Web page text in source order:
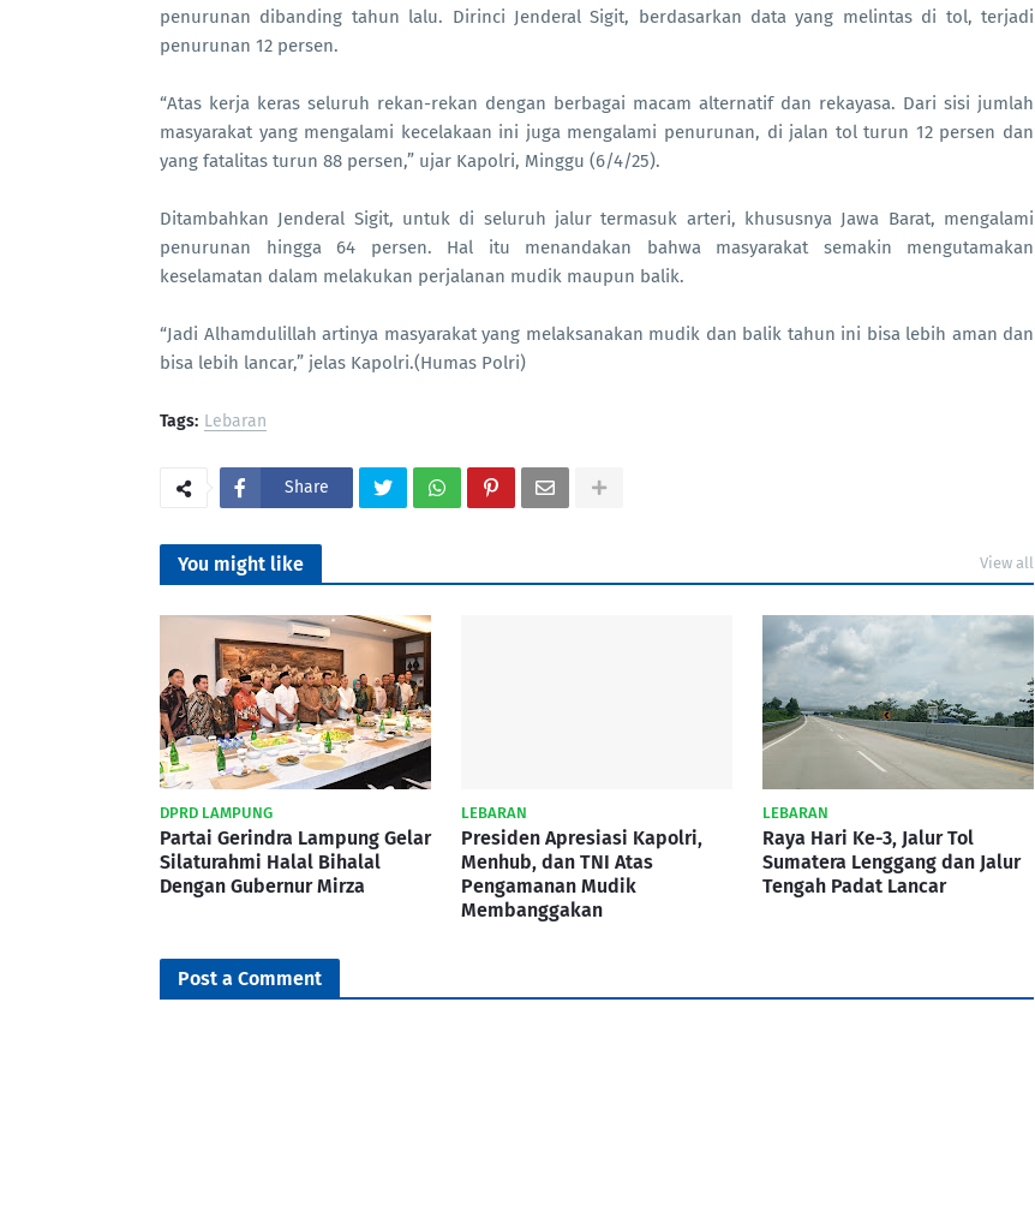
penurunan dibanding tahun lalu. Dirinci Jenderal Sigit, berdasarkan data yang melintas di tol, terjadi
penurunan 12 persen.
“Atas kerja keras seluruh rekan-rekan dengan berbagai macam alternatif dan rekayasa. Dari sisi jumlah
masyarakat yang mengalami kecelakaan ini juga mengalami penurunan, di jalan tol turun 12 persen dan
yang fatalitas turun 88 persen,” ujar Kapolri, Minggu (6/4/25).
Ditambahkan Jenderal Sigit, untuk di seluruh jalur termasuk arteri, khususnya Jawa Barat, mengalami
penurunan hingga 64 persen. Hal itu menandakan bahwa masyarakat semakin mengutamakan
keselamatan dalam melakukan perjalanan mudik maupun balik.
“Jadi Alhamdulillah artinya masyarakat yang melaksanakan mudik dan balik tahun ini bisa lebih aman dan
bisa lebih lancar,” jelas Kapolri.(Humas Polri)
Tags: Lebaran
Share
You might like View all
DPRD LAMPUNG
Partai Gerindra Lampung Gelar
Silaturahmi Halal Bihalal
Dengan Gubernur Mirza
LEBARAN
Presiden Apresiasi Kapolri,
Menhub, dan TNI Atas
Pengamanan Mudik
Membanggakan
LEBARAN
Raya Hari Ke-3, Jalur Tol
Sumatera Lenggang dan Jalur
Tengah Padat Lancar
Post a Comment